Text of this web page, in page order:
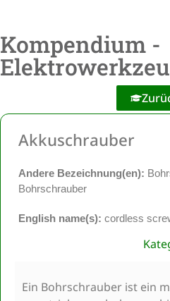
Kompendium -
Akkuschrauber
Andere Bezeichnung(en):
Bohrschrauber
English name(s): cordless
Ein Bohrschrauber ist ein